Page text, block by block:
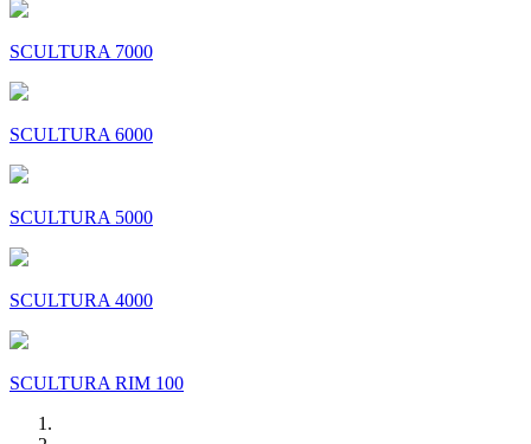
SCULTURA 7000
SCULTURA 6000
SCULTURA 5000
SCULTURA 4000
SCULTURA RIM 100